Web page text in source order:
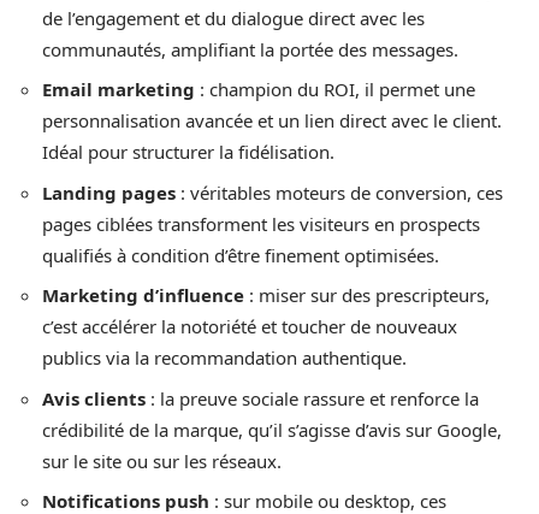
de l’engagement et du dialogue direct avec les
communautés, amplifiant la portée des messages.
Email marketing : champion du ROI, il permet une
personnalisation avancée et un lien direct avec le client.
Idéal pour structurer la fidélisation.
Landing pages : véritables moteurs de conversion, ces
pages ciblées transforment les visiteurs en prospects
qualifiés à condition d’être finement optimisées.
Marketing d’influence : miser sur des prescripteurs,
c’est accélérer la notoriété et toucher de nouveaux
publics via la recommandation authentique.
Avis clients : la preuve sociale rassure et renforce la
crédibilité de la marque, qu’il s’agisse d’avis sur Google,
sur le site ou sur les réseaux.
Notifications push : sur mobile ou desktop, ces